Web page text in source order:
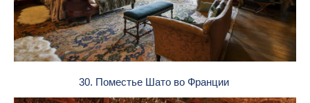
30. Поместье Шато во Франции